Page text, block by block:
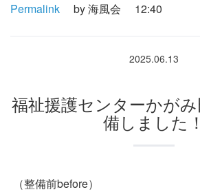
Permalink
by 海風会 12:40
2025.06.13
福祉援護センターかが
備しました！
（整備前before）